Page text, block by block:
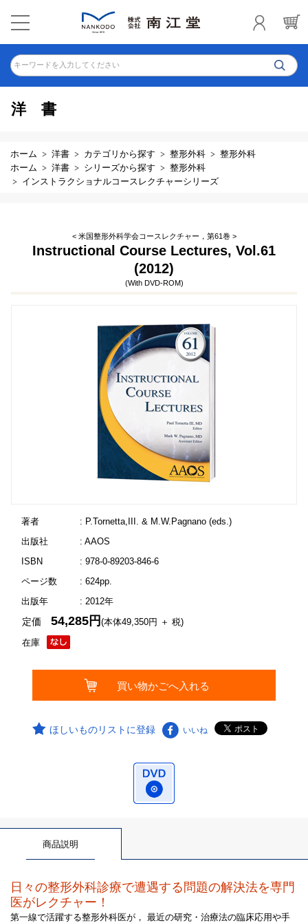
キーワードを入力してください
洋書
ホーム 洋書 カテゴリから探す 整形外科
整形外科
ホーム
洋書 シリーズから探す
整形外科
インストラクショナルコースレクチャーシリーズ
< 米国整形外科学会コースレクチャー，第61巻 >
Instructional Course Lectures, Vol.61
(2012)
(With DVD-ROM)
著者
: P.Tornetta,III. & M.W.Pagnano (eds.)
出版社
: AAOS
ISBN
: 978-0-89203-846-6
ページ数
: 624pp.
出版年
: 2012年
在庫
定価54,285円(本体49,350円 ＋ 税)
ほしいものリストに登録 いいね
商品説明
日々の整形外科診療で遭遇する問題の解決法を専門
医がレクチャー！
第一線で活躍する整形外科医が， 最近の研究・治療法の臨床応用や手